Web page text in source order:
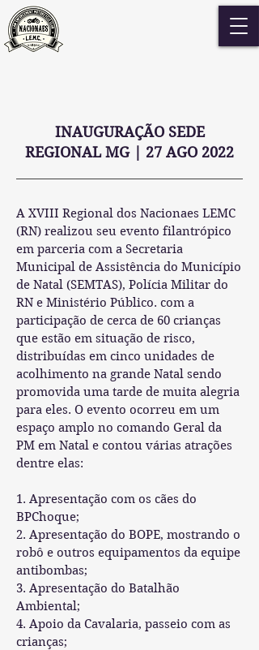
INAUGURAÇÃO SEDE
REGIONAL MG | 27 AGO 2022
A XVIII Regional dos Nacionaes LEMC
(RN) realizou seu evento filantrópico
em parceria com a Secretaria
Municipal de Assistência do Município
de Natal (SEMTAS), Polícia Militar do
RN e Ministério Público. com a
participação de cerca de 60 crianças
que estão em situação de risco,
distribuídas em cinco unidades de
acolhimento na grande Natal sendo
promovida uma tarde de muita alegria
para eles. O evento ocorreu em um
espaço amplo no comando Geral da
PM em Natal e contou várias atrações
dentre elas:
1. Apresentação com os cães do
BPChoque;
2. Apresentação do BOPE, mostrando o
robô e outros equipamentos da equipe
antibombas;
3. Apresentação do Batalhão
Ambiental;
4. Apoio da Cavalaria, passeio com as
crianças;